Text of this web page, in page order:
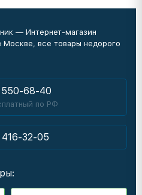
— Интернет-магазин
Москве, все товары недорого
68-40
по РФ
32-05